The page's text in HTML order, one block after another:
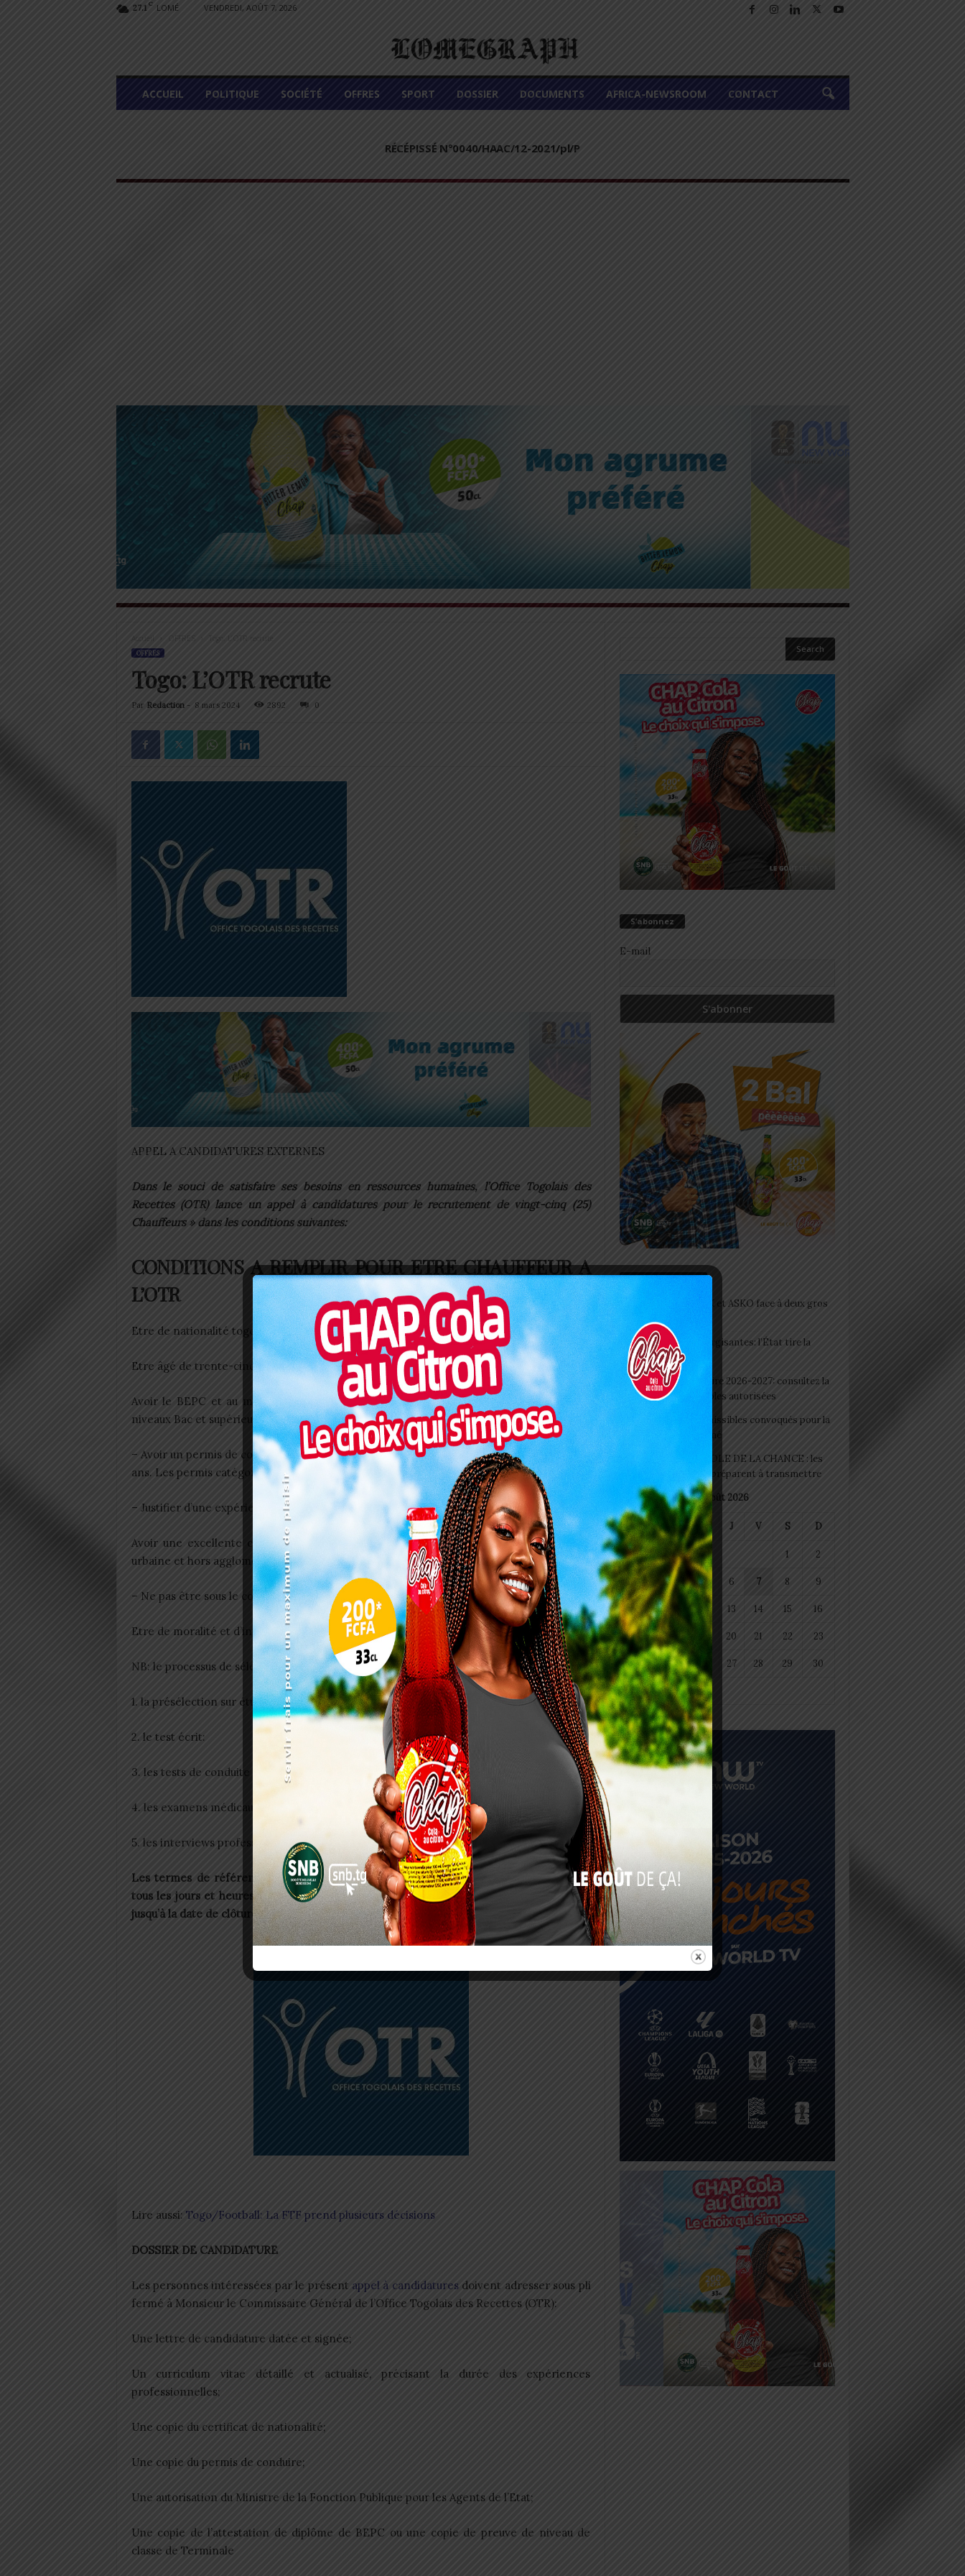
27.1 C LOMÉ VENDREDI, AOÛT 7, 2026
L
M
ACCUEIL POLITIQUE SOCIÉTÉ OFFRES SPORT DOSSIER DOCUMENTS AFRICA-NEWSROOM CONTACT
RÉCÉPISSÉ N°0040/HAAC/12-2021/pl/P
Accueil Togo: L’OTR recrute
OFFRES
Togo: L’OTR recrute
Par Redaction- 8 mars 2024 2892 0
APPEL A CANDIDATURES EXTERNES
Dans le souci de satisfaire ses besoins en ressources humaines, l’Office Togolais des
Recettes (OTR) lance un appel à candidatures pour le recrutement de vingt-cinq (25)
Chauffeurs » dans les conditions suivantes:
CONDITIONS A REMPLIR POUR ETRE CHAUFFEUR A
L’OTR
Etre de nationalité togolaise;
Etre âgé de trente-cinq (35) ans au plus au 31 janvier 2024;
Avoir le BEPC et au maximum le niveau de classe de Terminale (NB: les diplômes de
niveaux Bac et supérieurs ne sont pas reçus);
– Avoir un permis de conduire (permis numérique) catégorie B datant d’au moins trois (3)
ans. Les permis catégories C et D sont vivement encouragés;
– Justifier d’une expérience pertinente attestée d’au moins deux (02) ans;
Avoir une excellente connaissance du code de la route, une expérience en conduite
urbaine et hors agglomération;
– Ne pas être sous le coup d’une procédure ou condamnation pénale;
Etre de moralité et d’intégrité irréprochables.
NB: le processus de sélection sera conduit en cinq (5) phases à savoir:
1. la présélection sur études de dossiers;
2. le test écrit:
3. les tests de conduite et du code de la route:
4. les examens médicaux de contrôle d’acuité visuelle;
5. les interviews professionnelles.
Les termes de référence du présent avis d’appel à candidatures peuvent être retirés
tous les jours et heures ouvrables ou téléchargés aux adresses ci-dessous mentionnées
jusqu’à la date de clôture des candidatures.
Lire aussi: Togo/Football: La FTF prend plusieurs décisions
DOSSIER DE CANDIDATURE
Les personnes intéressées par le présent appel à candidaturesdoivent adresser sous pli
fermé à Monsieur le Commissaire Général de l’Office Togolais des Recettes (OTR):
Une lettre de candidature datée et signée;
Un curriculum vitae détaillé et actualisé, précisant la durée des expériences
professionnelles;
Une copie du certificat de nationalité;
Une copie du permis de conduire;
Une autorisation du Ministre de la Fonction Publique pour les Agents de l’Etat;
Une copie de l’attestation de diplôme de BEPC ou une copie de preuve de niveau de
classe de Terminale
S’abonnez
E-mail
Articles récents
Interclubs CAF: ASCK et ASKO face à deux gros
morceaux
Togo/ Boissons énergisantes: l’État tire la
sonnette d’alarme
Togo/ Rentrée scolaire 2026-2027: consultez la
liste officielle des écoles autorisées
ESSAL 2026 : les admissibles convoqués pour la
visite médicale à Lomé
SWEDD+ Togo / ECOLE DE LA CHANCE : les
maitres-artisans se préparent à transmettre
août 2026
L M M J V S D
1 2
3 4 5 6 7 8 9
10 11 12 13 14 15 16
17 18 20 21 22 23
24 25 26 27 28 29 30
31
« Juil